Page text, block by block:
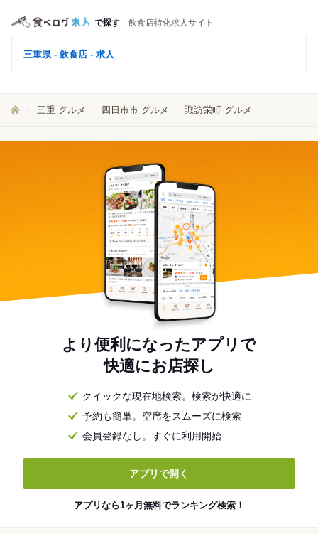
で探す 飲食店特化求人サイト
三重県 - 飲食店 - 求人
三重 グルメ 四日市市 グルメ 諏訪栄町 グルメ
より便利になったアプリで
快適にお店探し
クイックな現在地検索。検索が快適に
予約も簡単。空席をスムーズに検索
会員登録なし。すぐに利用開始
アプリで開く
アプリなら1ヶ月無料でランキング検索！